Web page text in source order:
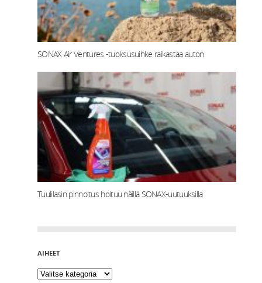
SONAX Air Ventures -tuoksusuihke raikastaa auton
Tuulilasin pinnoitus hoituu näillä SONAX-uutuuksilla
AIHEET